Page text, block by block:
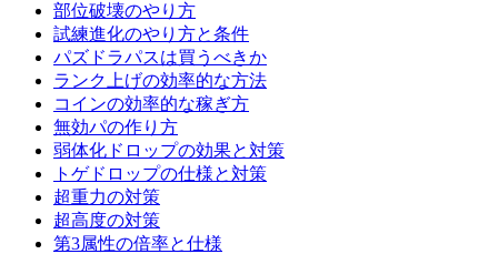
部位破壊のやり方
試練進化のやり方と条件
パズドラパスは買うべきか
ランク上げの効率的な方法
コインの効率的な稼ぎ方
無効パの作り方
弱体化ドロップの効果と対策
トゲドロップの仕様と対策
超重力の対策
超高度の対策
第3属性の倍率と仕様